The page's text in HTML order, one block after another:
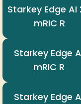
Starkey Edge AI
mRIC R
Starkey Edge
mRIC R
Starkey Edge